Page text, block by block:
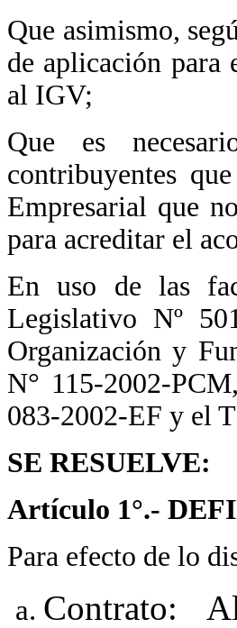
Que asimismo,
de aplicación para
al IGV;
Que es
contribuyentes
Empresarial que
para acreditar el
En uso de las
Legislativo Nº
Organización y
N° 115-2002-
083-2002-EF y el
SE RESUELVE:
Artículo 1°.-
Para efecto de lo
Contrato: